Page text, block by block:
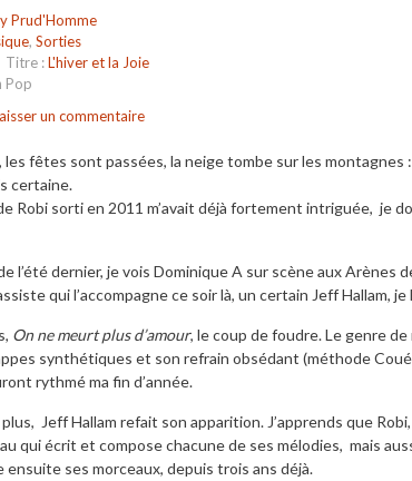
Prud'Homme
, Sorties
Titre :L'hiver et la Joie
Pop
un commentaire
les fêtes sont passées, la neige tombe sur les montagnes :
certaine.
Robi sorti en 2011 m’avait déjà fortement intriguée, je
l’été dernier, je vois Dominique A sur scène aux Arènes
qui l’accompagne ce soir là, un certain Jeff Hallam, je
On ne meurt plus d’amour, le coup de foudre. Le genre
synthétiques et son refrain obsédant (méthode
rythmé ma fin d’année.
Jeff Hallam refait son apparition. J’apprends que
qui écrit et compose chacune de ses mélodies, mais
ensuite ses morceaux, depuis trois ans déjà.